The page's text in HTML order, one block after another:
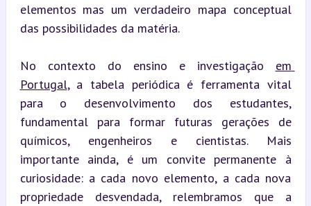
elementos mas um verdadeiro mapa conceptual
das possibilidades da matéria.
No contexto do ensino e investigação em
Portugal, a tabela periódica é ferramenta vital
para o desenvolvimento dos estudantes,
fundamental para formar futuras gerações de
químicos, engenheiros e cientistas. Mais
importante ainda, é um convite permanente à
curiosidade: a cada novo elemento, a cada nova
propriedade desvendada, relembramos que a